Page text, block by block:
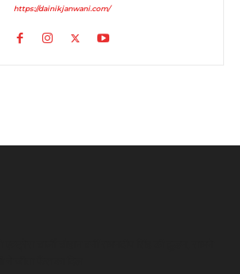
https://dainikjanwani.com/